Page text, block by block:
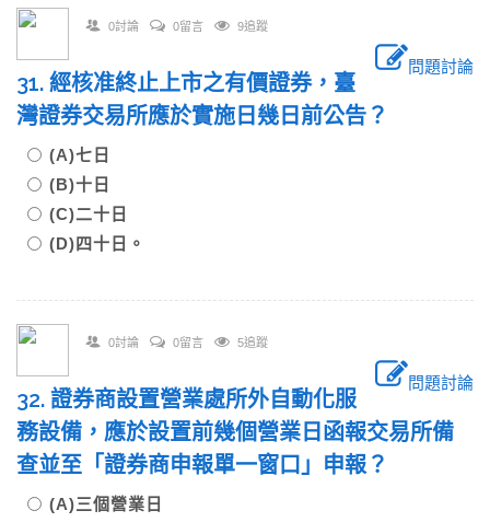
0討論 0留言 9追蹤
問題討論
31. 經核准終止上市之有價證券，臺
灣證券交易所應於實施日幾日前公告？
(A)七日
(B)十日
(C)二十日
(D)四十日。
0討論 0留言 5追蹤
問題討論
32. 證券商設置營業處所外自動化服
務設備，應於設置前幾個營業日函報交易所備
查並至「證券商申報單一窗口」申報？
(A)三個營業日